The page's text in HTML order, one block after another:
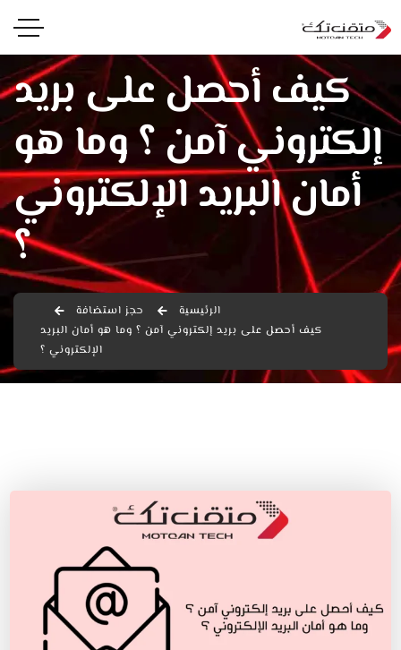
كيف أحصل على بريد
إلكتروني آمن ؟ وما هو
أمان البريد الإلكتروني
؟
الرئيسية
حجز استضافة
كيف أحصل على بريد إلكتروني آمن ؟ وما هو أمان البريد
الإلكتروني ؟